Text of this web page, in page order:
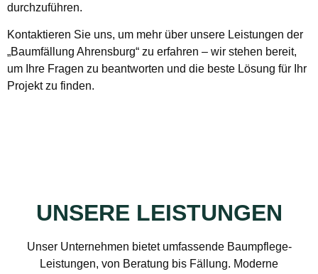
durchzuführen.
Kontaktieren Sie uns, um mehr über unsere Leistungen der
„Baumfällung Ahrensburg“ zu erfahren – wir stehen bereit,
um Ihre Fragen zu beantworten und die beste Lösung für Ihr
Projekt zu finden.
UNSERE LEISTUNGEN
Unser Unternehmen bietet umfassende Baumpflege-
Leistungen, von Beratung bis Fällung. Moderne